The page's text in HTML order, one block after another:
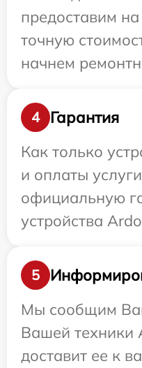
предоставим
точную
начнем
4
Гарантия
Как только
и оплаты
официальную
устройства
5
Мы сообщим
Вашей техники
доставит ее к